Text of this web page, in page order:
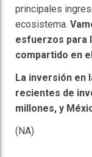
principales
ecosistema.
esfuerzos para
compartido en
La inversión en
recientes de
millones, y
(NA)